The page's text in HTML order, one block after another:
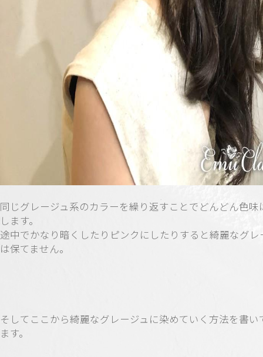
同じグレージュ系のカラーを繰り返すことでどんどん色味
します。
途中でかなり暗くしたりピンクにしたりすると綺麗なグレ
は保てません。
そしてここから綺麗なグレージュに染めていく方法を書い
ます。